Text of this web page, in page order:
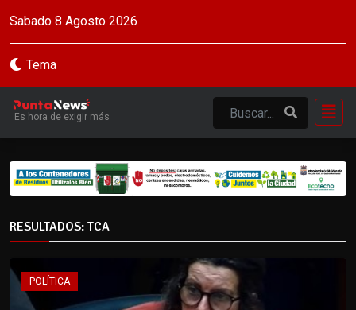
Sabado 8 Agosto 2026
Tema
Es hora de exigir más
RESULTADOS: TCA
POLÍTICA